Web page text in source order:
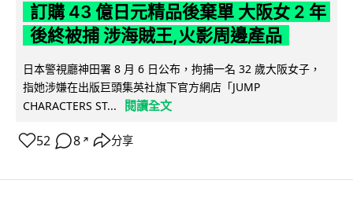
訂購 43 億日元精品後棄單 大阪女 2 年
後終被捕 涉海賊王,火影周邊產品
日本警視廳神田署 8 月 6 日公布，拘捕一名 32 歲大阪女子，
指她涉嫌在出版巨頭集英社旗下官方網店「JUMP
CHARACTERS ST...
閱讀全文
52 8 ↗ 分享